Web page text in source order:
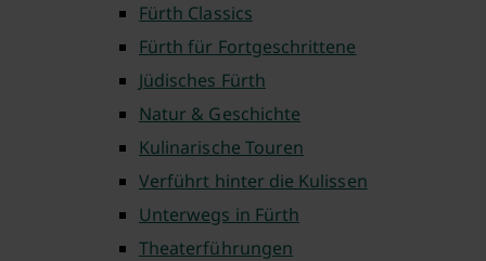
Fürth Classics
Fürth für Fortgeschrittene
Jüdisches Fürth
Natur & Geschichte
Kulinarische Touren
Verführt hinter die Kulissen
Unterwegs in Fürth
Theaterführungen